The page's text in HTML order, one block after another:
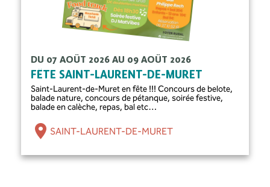
DU 07 AOÛT 2026 AU 09 AOÛT 2026
FÊTE SAINT-LAURENT-DE-MURET
Saint-Laurent-de-Muret en fête !!! Concours de belote,
balade nature, concours de pétanque, soirée festive,
balade en calèche, repas, bal etc…
SAINT-LAURENT-DE-MURET